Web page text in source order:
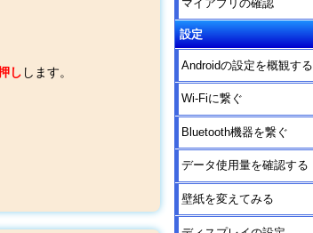
し します。
マイアプリの確認
設定
Androidの設定を概観する
Wi-Fiに繋ぐ
Bluetooth機器を繋ぐ
データ使用量を確認する
壁紙を変えてみる